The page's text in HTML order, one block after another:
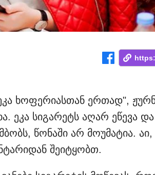
ხოფერიასთან ერთად",
ეკა სიგარეტს აღარ ეწევა და
წონაში არ მოუმატია.
შეიტყობთ.